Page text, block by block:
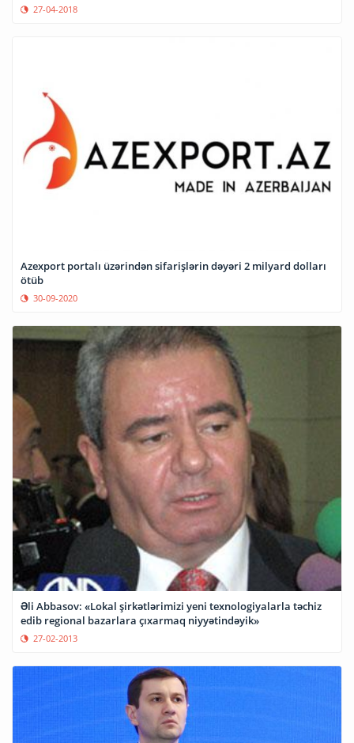
27-04-2018
Azexport portalı üzərindən sifarişlərin dəyəri 2 milyard dolları
ötüb
30-09-2020
Əli Abbasov: «Lokal şirkətlərimizi yeni texnologiyalarla təchiz
edib regional bazarlara çıxarmaq niyyətindəyik»
27-02-2013